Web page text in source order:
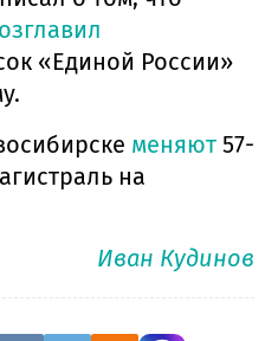
«Единой России»
меняют 57-
на
Иван Кудинов